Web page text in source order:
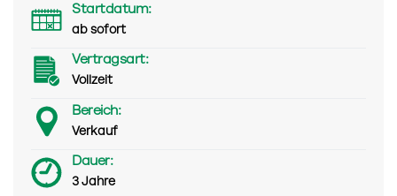
Startdatum:
ab sofort
Vertragsart:
Vollzeit
Bereich:
Verkauf
Dauer:
3 Jahre